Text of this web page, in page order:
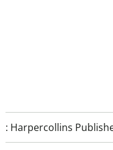
: Harpercollins